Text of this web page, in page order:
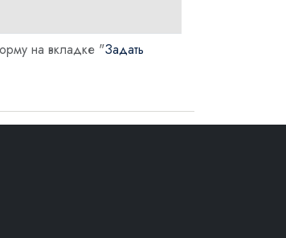
на вкладке "Задать